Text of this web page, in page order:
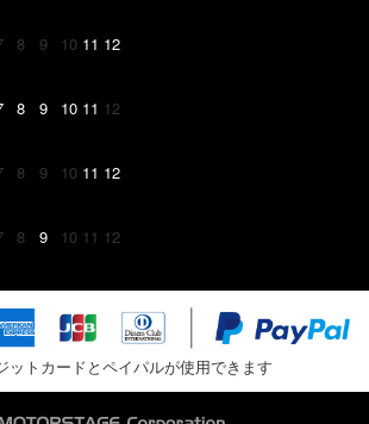
8 9 10 11 12
8 9 10 11 12
8 9 10 11 12
8 9 10 11 12
ットカードとペイパルが使用できます